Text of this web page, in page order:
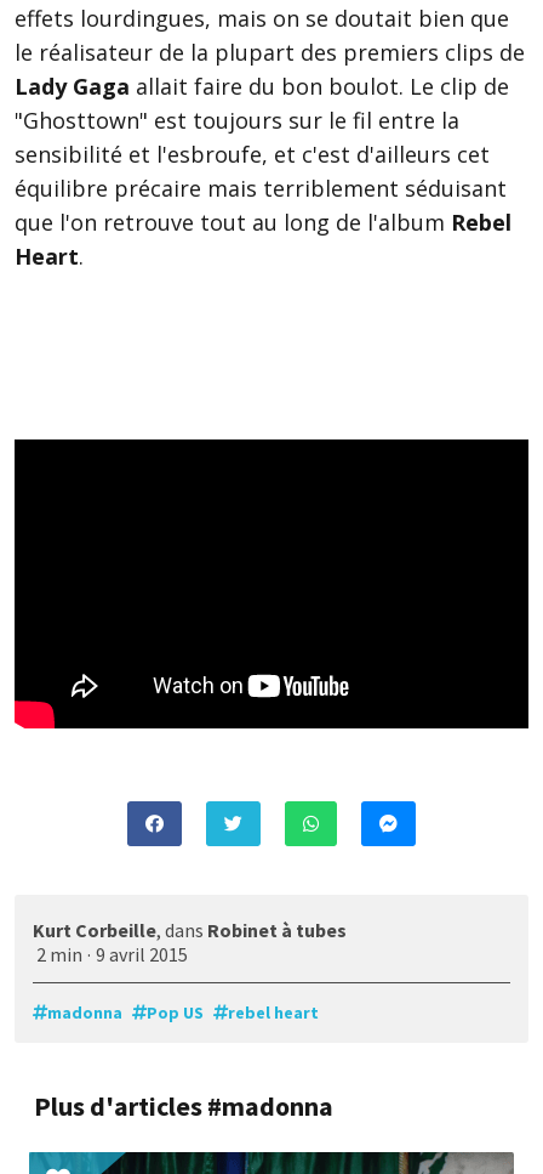
effets lourdingues, mais on se doutait bien que
le réalisateur de la plupart des premiers clips de
Lady Gaga allait faire du bon boulot. Le clip de
"Ghosttown" est toujours sur le fil entre la
sensibilité et l'esbroufe, et c'est d'ailleurs cet
équilibre précaire mais terriblement séduisant
que l'on retrouve tout au long de l'album Rebel
Heart.
Kurt Corbeille, dans Robinet à tubes
2 min · 9 avril 2015
madonna Pop US rebel heart
Plus d'articles #madonna